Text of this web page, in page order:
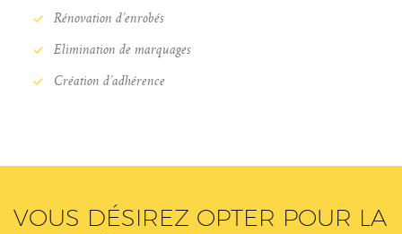
Rénovation d’enrobés
Elimination de marquages
Création d’adhérence
VOUS DÉSIREZ OPTER POUR LA